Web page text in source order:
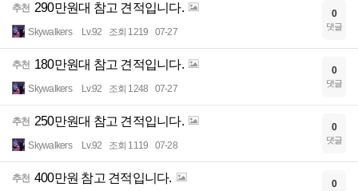
추천 290만원대 참고 견적입니다.
Skywalkers Lv.92 조회 1219 07-27
0
댓글
추천 180만원대 참고 견적입니다.
Skywalkers Lv.92 조회 1248 07-27
0
댓글
추천 250만원대 참고 견적입니다.
Skywalkers Lv.92 조회 1119 07-28
0
댓글
추천 400만원 참고 견적입니다. 0